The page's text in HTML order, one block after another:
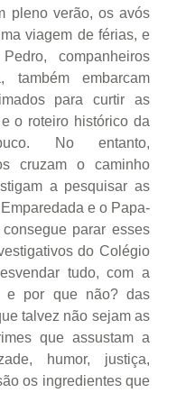
pleno verão, os avós
viagem de férias, e
companheiros
também embarcam
para curtir as
o roteiro histórico da
No entanto,
cruzam o caminho
a pesquisar as
e o Papa-
parar esses
do Colégio
tudo, com a
e por que não? das
talvez não sejam as
que assustam a
humor, justiça,
os ingredientes que